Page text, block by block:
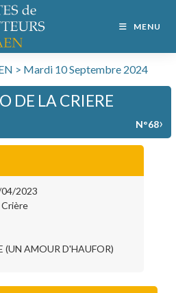
MENU
> Mardi 10 Septembre 2024
DE LA CRIERE
N°68›
04/2023
Crière
(UN AMOUR D'HAUFOR)